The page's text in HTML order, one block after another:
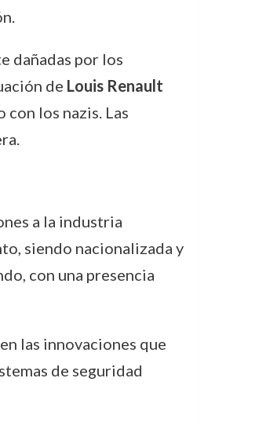
dañadas por los
de Louis Renault
los nazis. Las
a la industria
siendo nacionalizada y
con una presencia
las innovaciones que
de seguridad